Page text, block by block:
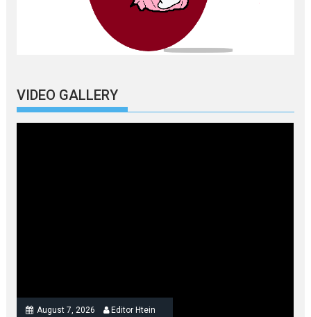
VIDEO GALLERY
August 7, 2026 Editor Htein